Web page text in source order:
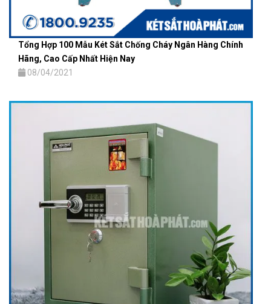
Tổng Hợp 100 Mẫu Két Sắt Chống Cháy Ngân Hàng Chính
Hãng, Cao Cấp Nhất Hiện Nay
08/04/2021